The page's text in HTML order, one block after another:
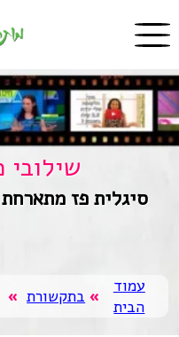
שילובי
סיגלית פז
עמוד
הבית
» בתקשורת »